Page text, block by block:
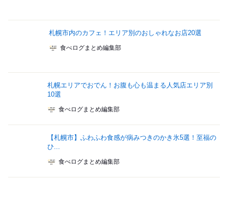
札幌市内のカフェ！エリア別のおしゃれなお店20選
食べログまとめ編集部
札幌エリアでおでん！お腹も心も温まる人気店エリア別
10選
食べログまとめ編集部
【札幌市】ふわふわ食感が病みつきのかき氷5選！至福の
ひ...
食べログまとめ編集部